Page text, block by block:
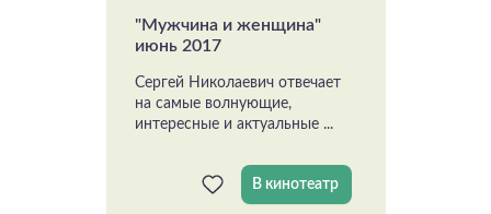
"Мужчина и женщина"
июнь 2017
Сергей Николаевич отвечает
на самые волнующие,
интересные и актуальные ...
В кинотеатр